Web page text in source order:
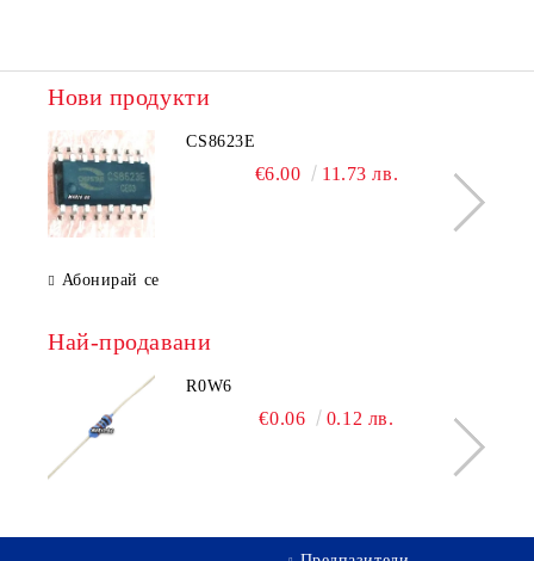
Нови продукти
CS8623E
€6.00 11.73 лв.
Абонирай се
Най-продавани
R0W6
€0.06 0.12 лв.